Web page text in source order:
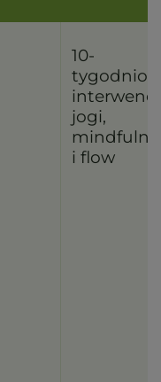
10-
jogi,
i flow